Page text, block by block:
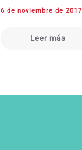
6 de noviembre de 2017
Leer más